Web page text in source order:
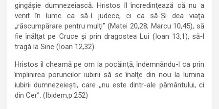
gingăşie dumnezeiască. Hristos îl încredinţează că nu a
venit în lume ca să-l judece, ci ca să-Şi dea viaţa
„răscumpărare pentru mulţi” (Matei 20,28; Marcu 10,45), să
fie înălţat pe Cruce şi prin dragostea Lui (Ioan 13,1), să-l
tragă la Sine (Ioan 12,32).
Hristos îl cheamă pe om la pocăinţă, îndemnându-l ca prin
împlinirea poruncilor iubirii să se înalţe din nou la lumina
iubirii dumnezeieşti, care ,,nu este dintr-ale pământului, ci
din Cer”. (Ibidem,p.252)